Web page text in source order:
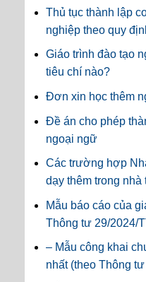
Thủ tục thành lập
nghiệp theo quy
Giáo trình đào tạo
tiêu chí nào?
Đơn xin học thêm
Đề án cho phép
ngoại ngữ
Các trường hợp
dạy thêm trong nhà
Mẫu báo cáo của
Thông tư 29/2024/
– Mẫu công khai
nhất (theo Thông